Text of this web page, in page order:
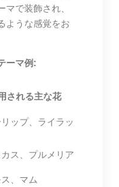
で装飾され、
ような感覚をお
ーマ例:
される主な花
ップ、ライラッ
ス、プルメリア
、マム